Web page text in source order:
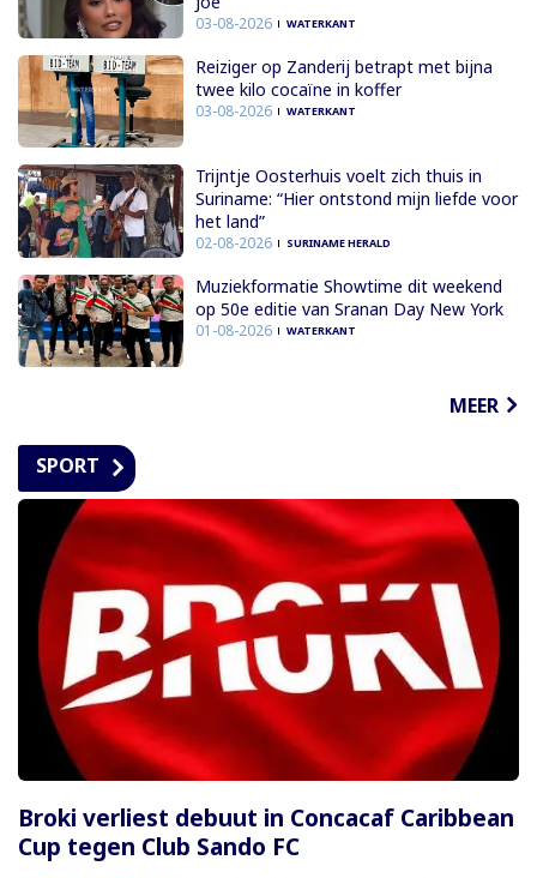
03-08-2026 WATERKANT
Reiziger op Zanderij betrapt met bijna
twee kilo cocaïne in koffer
03-08-2026 WATERKANT
Trijntje Oosterhuis voelt zich thuis in
Suriname: “Hier ontstond mijn liefde voor
het land”
02-08-2026 SURINAME HERALD
Muziekformatie Showtime dit weekend
op 50e editie van Sranan Day New York
01-08-2026 WATERKANT
MEER
SPORT
Broki verliest debuut in Concacaf Caribbean
Cup tegen Club Sando FC